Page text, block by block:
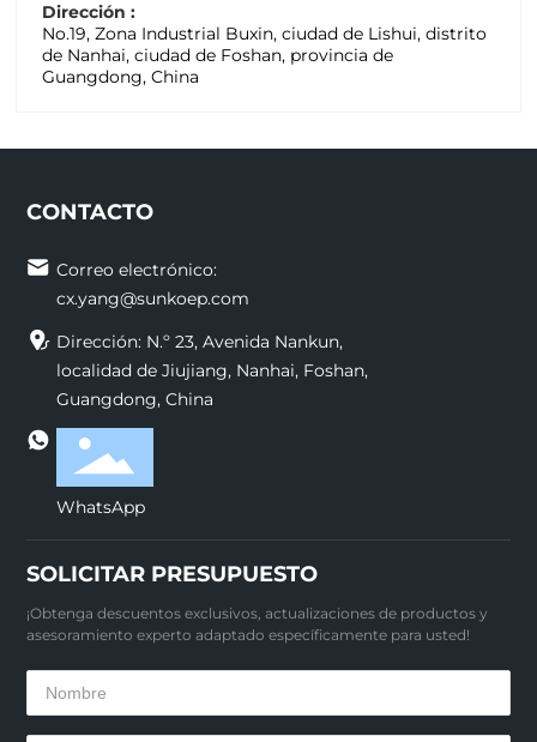
Dirección :
No.19, Zona Industrial Buxin, ciudad de Lishui, distrito
de Nanhai, ciudad de Foshan, provincia de
Guangdong, China
CONTACTO
Correo electrónico:
cx.yang@sunkoep.com
Dirección: N.º 23, Avenida Nankun,
localidad de Jiujiang, Nanhai, Foshan,
Guangdong, China
WhatsApp
SOLICITAR PRESUPUESTO
¡Obtenga descuentos exclusivos, actualizaciones de productos y
asesoramiento experto adaptado específicamente para usted!